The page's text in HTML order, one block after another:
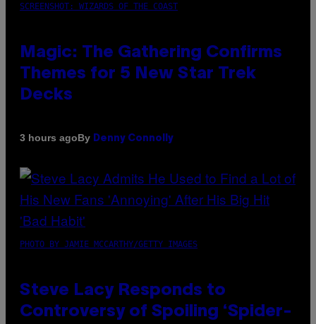
SCREENSHOT: WIZARDS OF THE COAST
Magic: The Gathering Confirms
Themes for 5 New Star Trek
Decks
3 hours agoBy Denny Connolly
PHOTO BY JAMIE MCCARTHY/GETTY IMAGES
Steve Lacy Responds to
Controversy of Spoiling ‘Spider-